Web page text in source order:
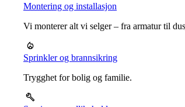
Montering og installasjon
Vi monterer alt vi selger – fra armatur til
Sprinkler og brannsikring
Trygghet for bolig og familie.